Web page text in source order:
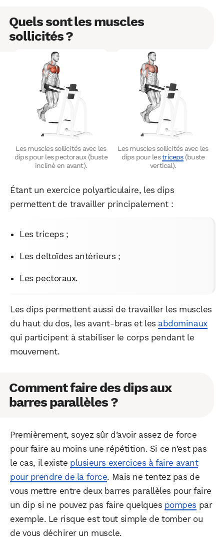
Quels sont les muscles
sollicités ?
Les muscles sollicités avec les
dips pour les pectoraux (buste
incliné en avant).
Les muscles sollicités avec les
dips pour lestriceps(buste
vertical).
Étant un exercice polyarticulaire, les dips
permettent de travailler principalement :
Les triceps ;
Les deltoïdes antérieurs ;
Les pectoraux.
Les dips permettent aussi de travailler les muscles
du haut du dos, les avant-bras et les abdominaux
qui participent à stabiliser le corps pendant le
mouvement.
Comment faire des dips aux
barres parallèles ?
Premièrement, soyez sûr d’avoir assez de force
pour faire au moins une répétition. Si ce n’est pas
le cas, il existe plusieurs exercices à faire avant
pour prendre de la force. Mais ne tentez pas de
vous mettre entre deux barres parallèles pour faire
un dip si ne pouvez pas faire quelques pompes par
exemple. Le risque est tout simple de tomber ou
de vous déchirer un muscle.